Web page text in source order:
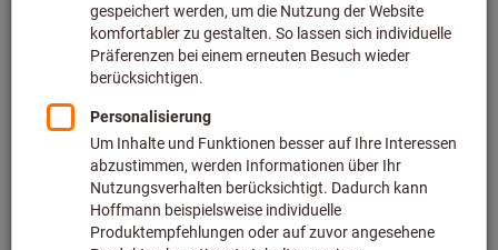
Preis pro 1 Stück
zzgl. Versandkosten
Netto: 544,50 €